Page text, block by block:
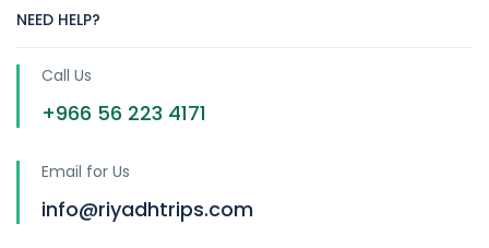
NEED HELP?
Call Us
+966 56 223 4171
Email for Us
info@riyadhtrips.com